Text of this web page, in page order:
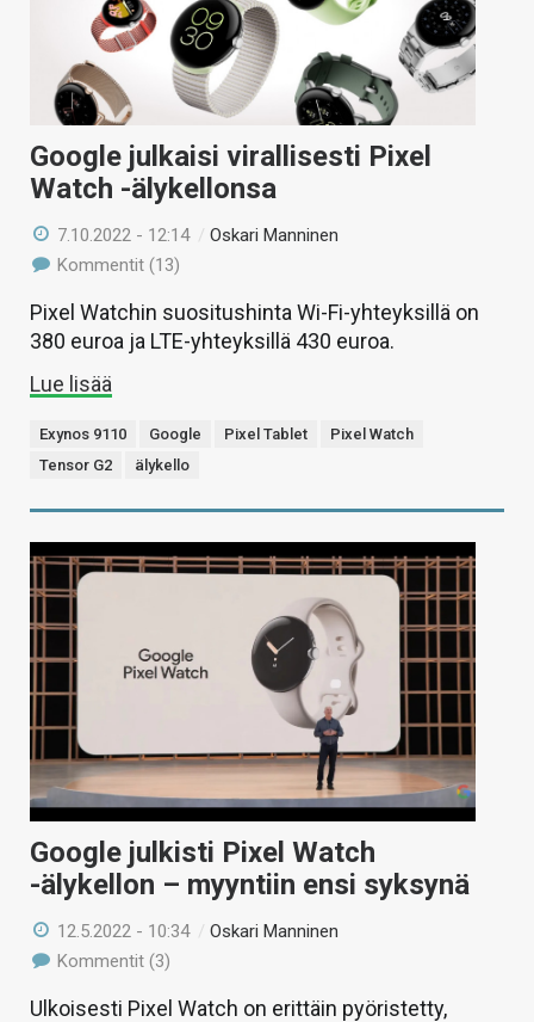
VAIHDA TEEMA
HAKU
Google julkaisi virallisesti Pixel
Watch -älykellonsa
7.10.2022 - 12:14 /Oskari Manninen
Kommentit (13)
Pixel Watchin suositushinta Wi-Fi-yhteyksillä on
380 euroa ja LTE-yhteyksillä 430 euroa.
Lue lisää
Exynos 9110 Google Pixel Tablet
Pixel Watch
Tensor G2
älykello
Google julkisti Pixel Watch
-älykellon – myyntiin ensi syksynä
12.5.2022 - 10:34 /Oskari Manninen
Kommentit (3)
Ulkoisesti Pixel Watch on erittäin pyöristetty,